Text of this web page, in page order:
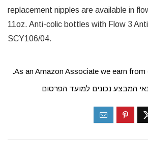
replacement nipples are available in
11oz. Anti-colic bottles with Flow 3
SCY106/04.
As an Amazon Associate we earn from
המבצע נכונים למועד הפרסום